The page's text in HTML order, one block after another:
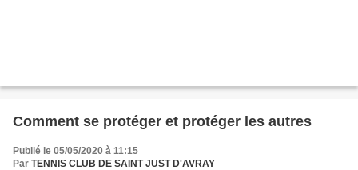
Comment se protéger et protéger les autres
Publié le 05/05/2020 à 11:15
Par TENNIS CLUB DE SAINT JUST D'AVRAY